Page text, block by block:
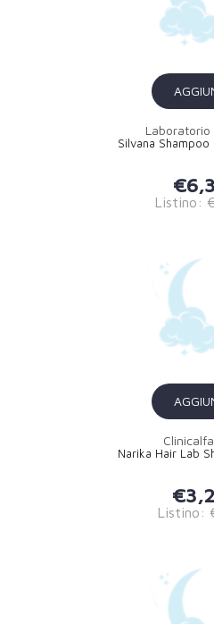
Laboratorio
Silvana
Listino:
Narika Hair Lab
Listino: